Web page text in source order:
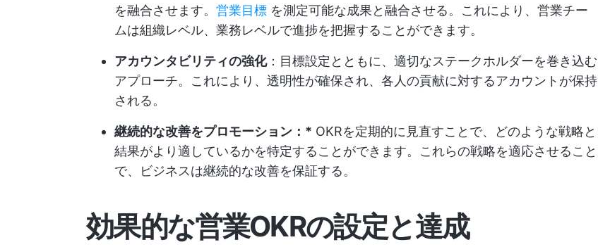
を融合させます。 営業目標 を測定可能な成果と融合させる。これにより、営業チー
ムは組織レベル、業務レベルで進捗を把握することができます。
アカウンタビリティの強化：目標設定とともに、適切なステークホルダーを巻き込む
アプローチ。これにより、透明性が確保され、各人の貢献に対するアカウントが保持
される。
継続的な改善をプロモーション：* OKRを定期的に見直すことで、どのような戦略と
結果がより適しているかを特定することができます。これらの戦略を適応させること
で、ビジネスは継続的な改善を保証する。
効果的な営業OKRの設定と達成